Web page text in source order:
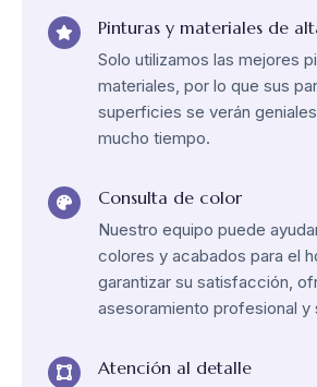
Pinturas y materiales de
Solo utilizamos las mejores
materiales, por lo que sus
superficies se verán
mucho tiempo.
Consulta de color
Nuestro equipo puede
colores y acabados para el
garantizar su satisfacción,
asesoramiento profesional y
Atención al detalle